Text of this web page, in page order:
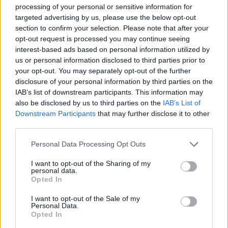
processing of your personal or sensitive information for
targeted advertising by us, please use the below opt-out
section to confirm your selection. Please note that after your
opt-out request is processed you may continue seeing
interest-based ads based on personal information utilized by
us or personal information disclosed to third parties prior to
your opt-out. You may separately opt-out of the further
disclosure of your personal information by third parties on the
IAB’s list of downstream participants. This information may
also be disclosed by us to third parties on the IAB’s List of
Downstream Participants that may further disclose it to other
Please note that this website/app uses one or more Google
not limited to your visit or usage behaviour. You may click to
grant or deny consent to Google and its third-party tags to
use your data for below specified purposes in below Google
consent section.
Personal Data Processing Opt Outs
I want to opt-out of the Sharing of my
personal data.
Opted In
I want to opt-out of the Sale of my
Personal Data.
Opted In
Tudjuk, hogy győztes típus, tudjuk, mit jelent
számára a Celtic, és továbbra is ő volt a legjobb
jelölt a posztra. Tisztában van a Celticnél jelentkező
elvárásokkal, és pontosan tudom, mennyire elszánt
abban, hogy ismét sikereket hozzon a klubnak és a
szurkolóknak. A klub minden támogatást megad
neki a nyári felkészülés során, hogy megfelelően
felkészülhessünk a hazai sikerekre és az európai
kupaszereplés kihívásaira.
bajnoki címét. Egy héttel később a Hampden
Parkban a Dunfermline Athletic elleni 3-1-es
győzelemmel O'Neill már a kilencedik trófeáját
nyerte meg a Celtic vezetőedzőjeként, ezúttal a
Skót Kupa döntőjében.
A két ideiglenes időszak alatt összesen 35